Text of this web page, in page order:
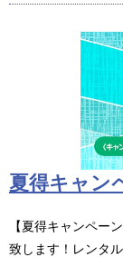
夏得キャン
【夏得キャンペー
致します！レンタル